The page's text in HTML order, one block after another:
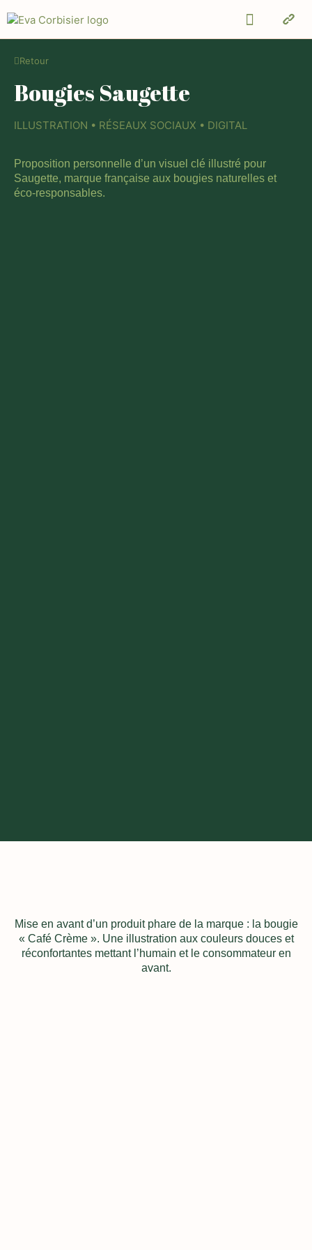
Retour
Bougies Saugette
ILLUSTRATION • RÉSEAUX SOCIAUX • DIGITAL
Proposition personnelle d’un visuel clé illustré pour
Saugette, marque française aux bougies naturelles et
éco-responsables.
Mise en avant d’un produit phare de la marque : la bougie
« Café Crème ». Une illustration aux couleurs douces et
réconfortantes mettant l’humain et le consommateur en
avant.